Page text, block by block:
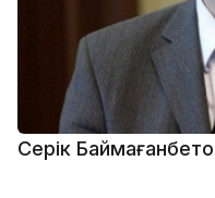
Серік